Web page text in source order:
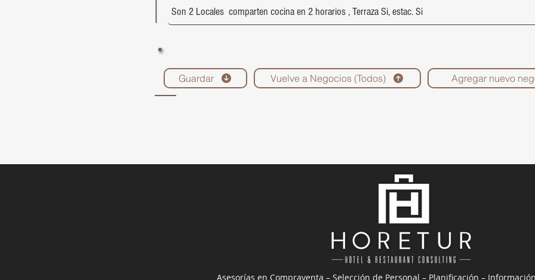
Guardar Vuelve a Negocios (Todos) Agregar nuevo
Asesorías en Compraventa – Selección de Personal – Planificación –